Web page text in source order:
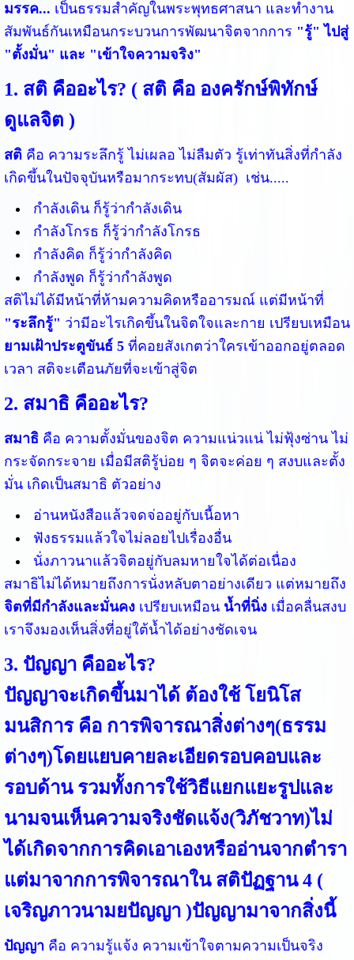
มรรค... เป็นธรรมสำคัญในพระพุทธศาสนา และทำงาน
สัมพันธ์กันเหมือนกระบวนการพัฒนาจิตจากการ "รู้" ไปสู่
"ตั้งมั่น" และ "เข้าใจความจริง"
1. สติ คืออะไร? ( สติ คือ องครักษ์พิทักษ์
ดูแลจิต )
สติคือ ความระลึกรู้ ไม่เผลอ ไม่ลืมตัว รู้เท่าทันสิ่งที่กำลัง
เกิดขึ้นในปัจจุบันหรือมากระทบ(สัมผัส) เช่น.....
กำลังเดิน ก็รู้ว่ากำลังเดิน
กำลังโกรธ ก็รู้ว่ากำลังโกรธ
กำลังคิด ก็รู้ว่ากำลังคิด
กำลังพูด ก็รู้ว่ากำลังพูด
สติไม่ได้มีหน้าที่ห้ามความคิดหรืออารมณ์ แต่มีหน้าที่
"ระลึกรู้" ว่ามีอะไรเกิดขึ้นในจิตใจและกาย เปรียบเหมือน
ยามเฝ้าประตูขันธ์ 5ที่คอยสังเกตว่าใครเข้าออกอยู่ตลอด
เวลา สติจะเตือนภัยที่จะเข้าสู่จิต
2. สมาธิ คืออะไร?
สมาธิคือ ความตั้งมั่นของจิต ความแน่วแน่ ไม่ฟุ้งซ่าน ไม่
กระจัดกระจาย เมื่อมีสติรู้บ่อย ๆ จิตจะค่อย ๆ สงบและตั้ง
มั่น เกิดเป็นสมาธิ ตัวอย่าง
อ่านหนังสือแล้วจดจ่ออยู่กับเนื้อหา
ฟังธรรมแล้วใจไม่ลอยไปเรื่องอื่น
นั่งภาวนาแล้วจิตอยู่กับลมหายใจได้ต่อเนื่อง
สมาธิไม่ได้หมายถึงการนั่งหลับตาอย่างเดียว แต่หมายถึง
จิตที่มีกำลังและมั่นคง เปรียบเหมือน น้ำที่นิ่งเมื่อคลื่นสงบ
เราจึงมองเห็นสิ่งที่อยู่ใต้น้ำได้อย่างชัดเจน
3. ปัญญา คืออะไร?
ปัญญาจะเกิดขึ้นมาได้ ต้องใช้ โยนิโส
มนสิการ คือ การพิจารณาสิ่งต่างๆ(ธรรม
ต่างๆ)โดยแยบคายละเอียดรอบคอบและ
รอบด้าน รวมทั้งการใช้วิธีแยกแยะรูปและ
นามจนเห็นความจริงชัดแจ้ง(วิภัชวาท)ไม่
ได้เกิดจากการคิดเอาเองหรืออ่านจากตำรา
แต่มาจากการพิจารณาใน สติปัฏฐาน 4 (
เจริญภาวนามยปัญญา )ปัญญามาจากสิ่งนี้
ปัญญาคือ ความรู้แจ้ง ความเข้าใจตามความเป็นจริง